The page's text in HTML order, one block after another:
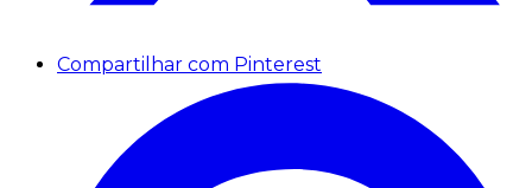
Compartilhar com Pinterest